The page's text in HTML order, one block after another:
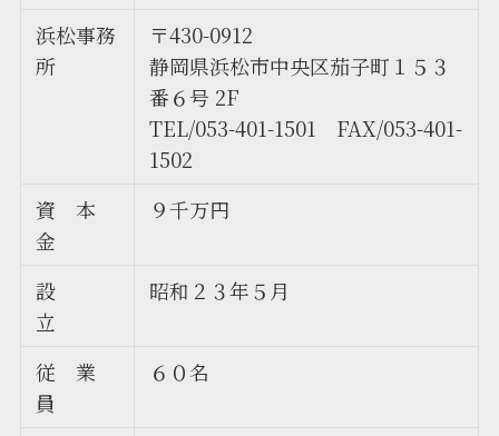
浜松事務
所
〒430-0912
静岡県浜松市中央区茄子町１５３
番６号 2F
TEL/053-401-1501 FAX/053-401-
1502
資 本
金
９千万円
設
立
昭和２３年５月
従 業
員
６０名